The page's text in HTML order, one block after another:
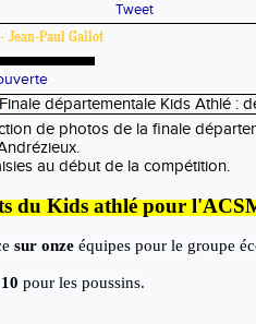
Tweet
Jean-Paul Gallot
de photos de la finale
au début de la compétition.
du Kids athlé pour
sur onze équipes pour le groupe
pour les poussins.